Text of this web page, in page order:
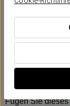
Club
Genießen Sie
minütigen
Eurostars Isla de
Fügen Sie